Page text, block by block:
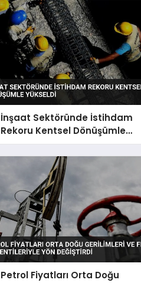
İnşaat Sektöründe İstihdam
Rekoru Kentsel Dönüşümle
Yükseldi
Petrol Fiyatları Orta Doğu